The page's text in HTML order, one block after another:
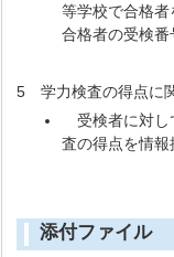
等学校で合格
合格者の受検番
5 学力検査の得点に
受検者に対し
査の得点を情報
添付ファイル